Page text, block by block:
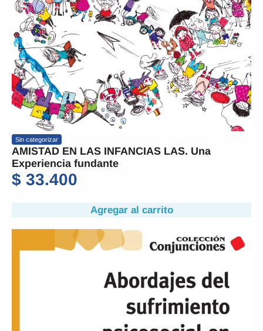
Sin categorizar
AMISTAD EN LAS INFANCIAS LAS. Una
Experiencia fundante
$ 33.400
Agregar al carrito